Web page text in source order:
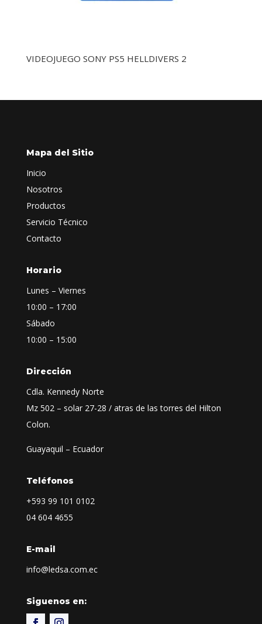
VIDEOJUEGO SONY PS5 HELLDIVERS 2
Mapa del Sitio
Inicio
Nosotros
Productos
Servicio Técnico
Contacto
Horario
Lunes – Viernes
10:00 – 17:00
Sábado
10:00 – 15:00
Dirección
Cdla. Kennedy Norte
Mz 502 – solar 27-28 / atras de las torres del Hilton
Colon.
Guayaquil – Ecuador
Teléfonos
+593 99 101 0102
04 604 4655
E-mail
info@ledsa.com.ec
Siguenos en: